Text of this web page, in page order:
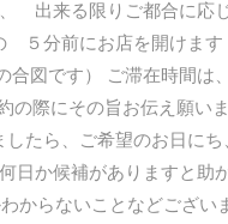
出来る限りご都合に応
５分前にお店を開けま
図です） ご滞在時間は
の際にその旨お伝え願
したら、ご希望のお日
候補がありますと助
ないことなどございま